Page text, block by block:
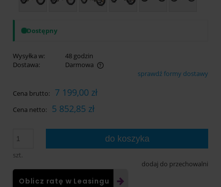
Dostępny
Wysyłka w:
48 godzin
Dostawa:
Darmowa
Cena nie zawiera ewentualnych kosztów płatnościsprawdź formy dostawy
Cena brutto: 7 199,00 zł
Cena netto: 5 852,85 zł
szt.
do koszyka
dodaj do przechowalni
Oblicz ratę w Leasingu